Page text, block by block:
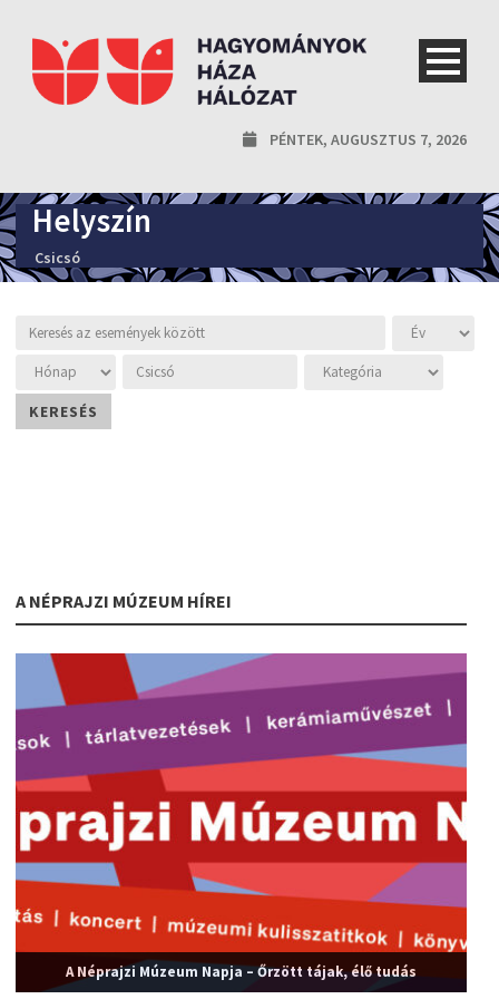
PÉNTEK, AUGUSZTUS 7, 2026
Helyszín
Csicsó
A NÉPRAJZI MÚZEUM HÍREI
A Néprajzi Múzeum Napja – Őrzött tájak, élő tudás